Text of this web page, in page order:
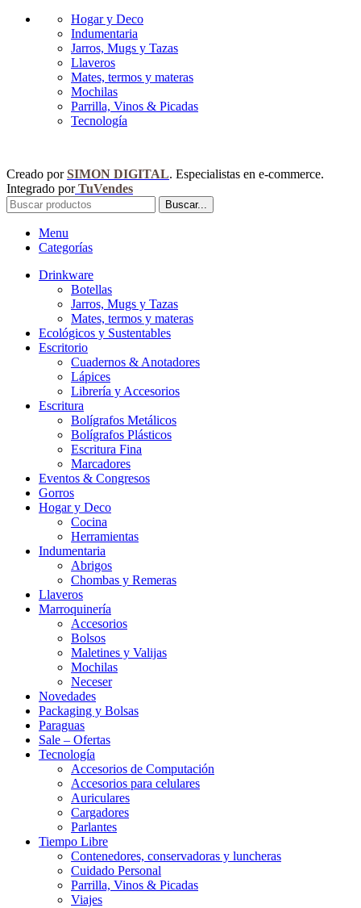
Hogar y Deco
Indumentaria
Jarros, Mugs y Tazas
Llaveros
Mates, termos y materas
Mochilas
Parrilla, Vinos & Picadas
Tecnología
Creado porSIMON DIGITAL. Especialistas en e-commerce.
Integrado porTuVendes
Buscar...
Menu
Categorías
Drinkware
Botellas
Jarros, Mugs y Tazas
Mates, termos y materas
Ecológicos y Sustentables
Escritorio
Cuadernos & Anotadores
Lápices
Librería y Accesorios
Escritura
Bolígrafos Metálicos
Bolígrafos Plásticos
Escritura Fina
Marcadores
Eventos & Congresos
Gorros
Hogar y Deco
Cocina
Herramientas
Indumentaria
Abrigos
Chombas y Remeras
Llaveros
Marroquinería
Accesorios
Bolsos
Maletines y Valijas
Mochilas
Neceser
Novedades
Packaging y Bolsas
Paraguas
Sale – Ofertas
Tecnología
Accesorios de Computación
Accesorios para celulares
Auriculares
Cargadores
Parlantes
Tiempo Libre
Contenedores, conservadoras y luncheras
Cuidado Personal
Parrilla, Vinos & Picadas
Viajes